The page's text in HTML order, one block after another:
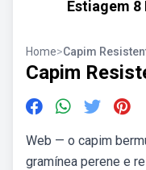
Estiagem 8
Home>Capim
Capim
Web — o capim
gramínea perene e